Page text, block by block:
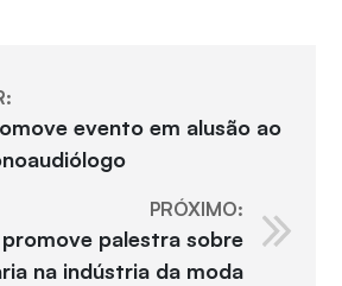
evento em alusão ao
PRÓXIMO:
promove palestra sobre
na indústria da moda